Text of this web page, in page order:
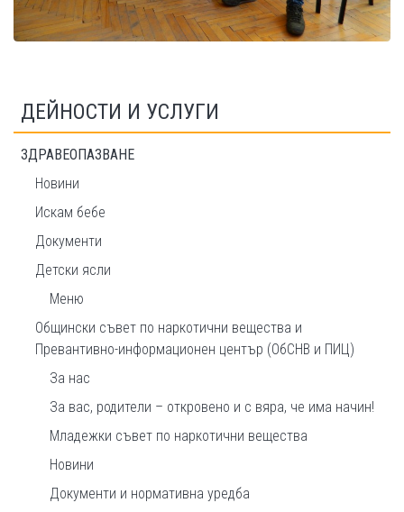
ДЕЙНОСТИ И УСЛУГИ
ЗДРАВЕОПАЗВАНЕ
Новини
Искам бебе
Документи
Детски ясли
Меню
Общински съвет по наркотични вещества и
Превантивно-информационен център (ОбСНВ и ПИЦ)
За нас
За вас, родители – откровено и с вяра, че има начин!
Младежки съвет по наркотични вещества
Новини
Документи и нормативна уредба